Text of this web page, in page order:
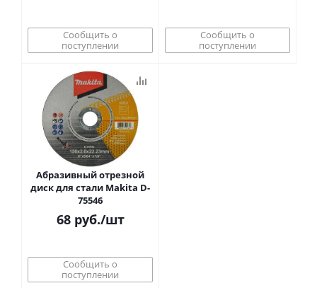
Сообщить о
поступлении
Сообщить о
поступлении
Абразивный отрезной
диск для стали Makita D-
75546
68руб./шт
Сообщить о
поступлении